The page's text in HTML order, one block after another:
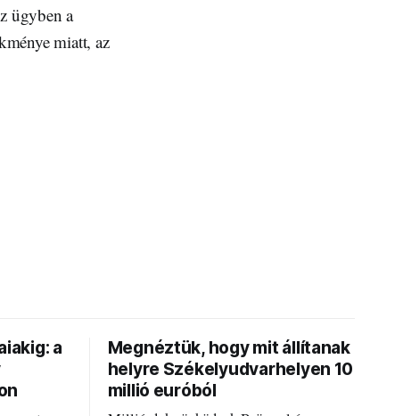
ügyben a
miatt, az
a
Megnéztük, hogy mit állítanak
helyre Székelyudvarhelyen 10
millió euróból